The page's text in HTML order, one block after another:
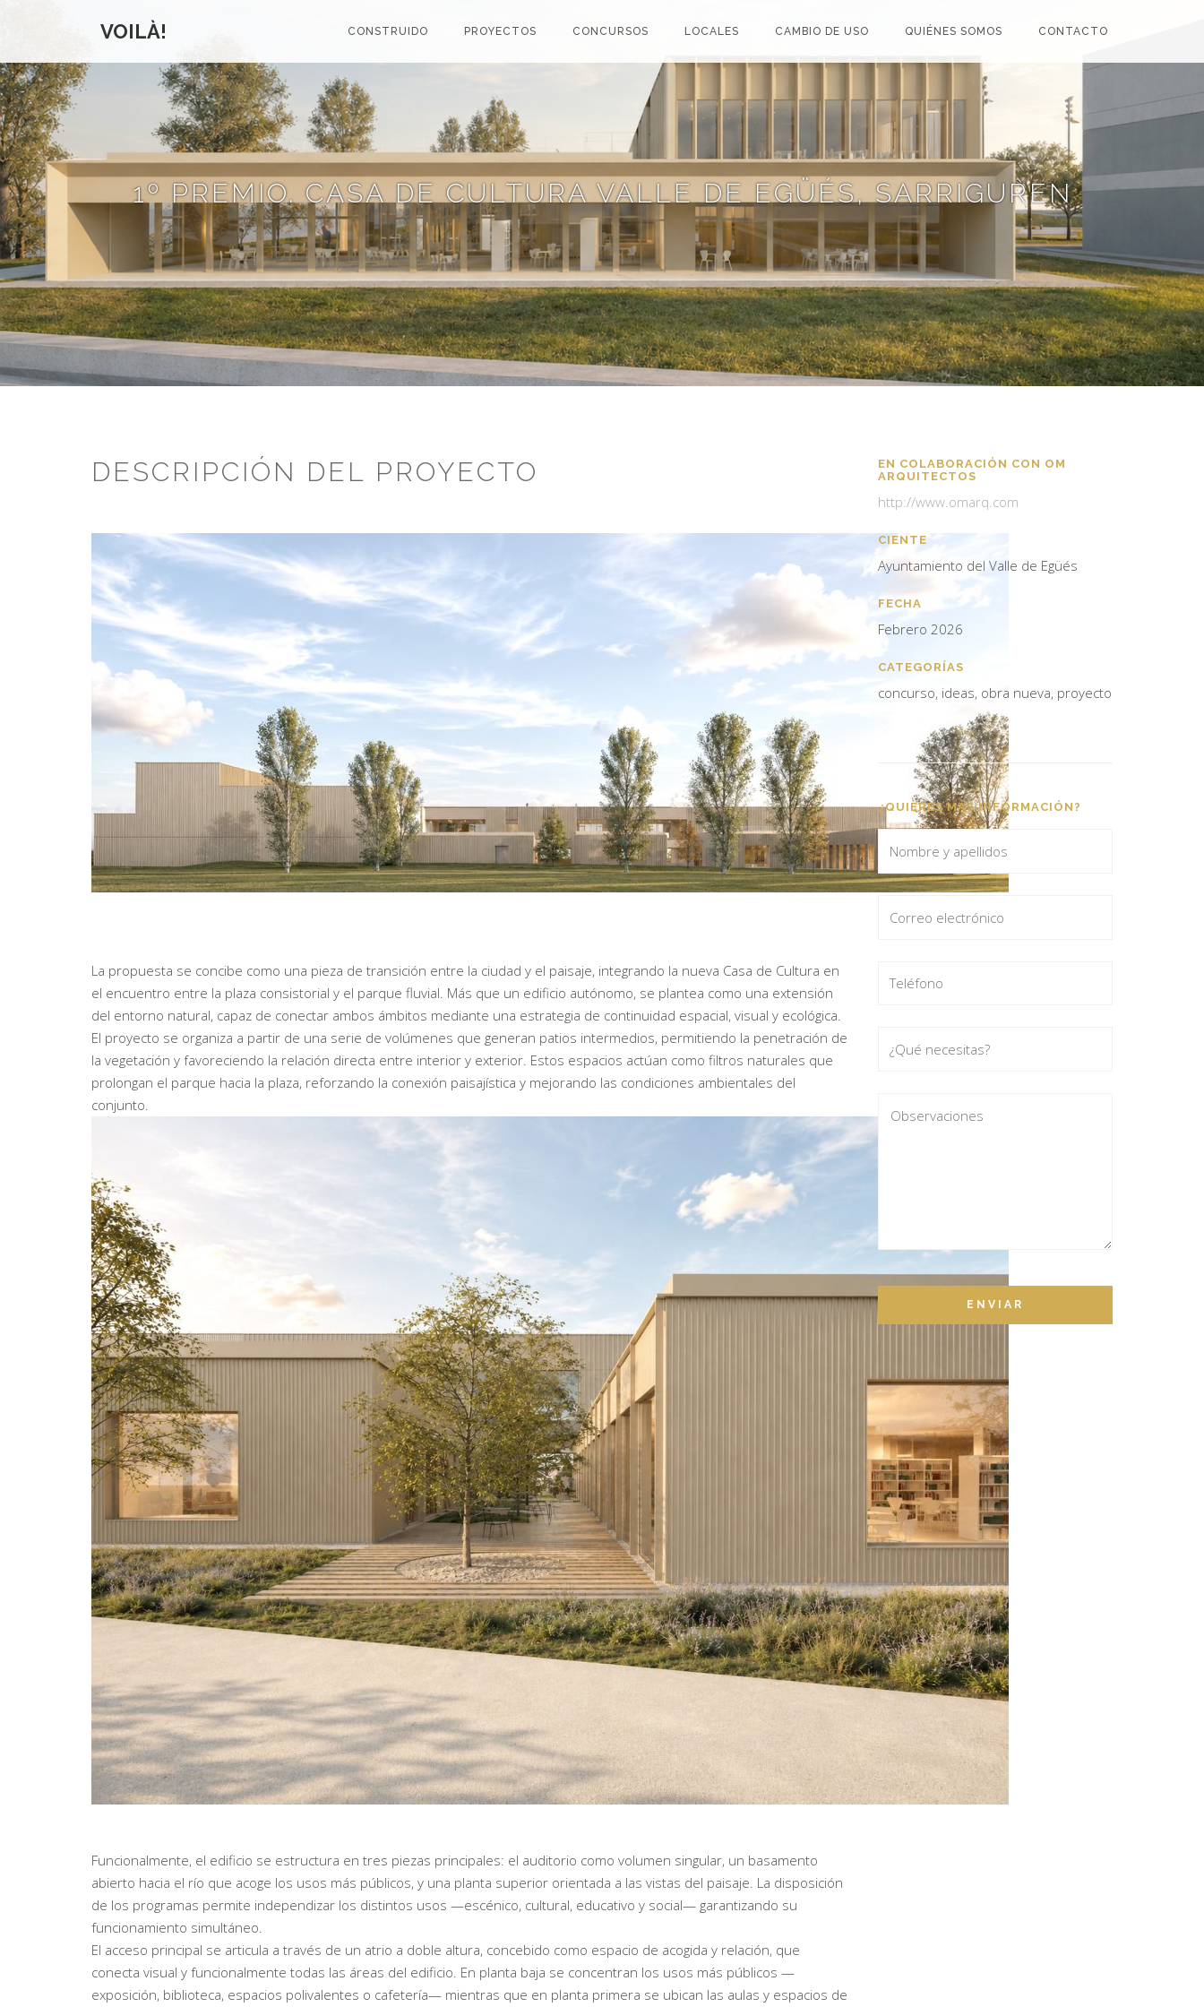
VOILÀ! CONSTRUIDO PROYECTOS CONCURSOS LOCALES CAMBIO DE USO QUIÉNES SOMOS CONTACTO
1º PREMIO. CASA DE CULTURA VALLE DE EGÜÉS, SARRIGUREN
DESCRIPCIÓN DEL PROYECTO
La propuesta se concibe como una pieza de transición entre la ciudad y el paisaje, integrando la nueva Casa de Cultura en
el encuentro entre la plaza consistorial y el parque fluvial. Más que un edificio autónomo, se plantea como una extensión
del entorno natural, capaz de conectar ambos ámbitos mediante una estrategia de continuidad espacial, visual y ecológica.
El proyecto se organiza a partir de una serie de volúmenes que generan patios intermedios, permitiendo la penetración de
la vegetación y favoreciendo la relación directa entre interior y exterior. Estos espacios actúan como filtros naturales que
prolongan el parque hacia la plaza, reforzando la conexión paisajística y mejorando las condiciones ambientales del
conjunto.
Funcionalmente, el edificio se estructura en tres piezas principales: el auditorio como volumen singular, un basamento
abierto hacia el río que acoge los usos más públicos, y una planta superior orientada a las vistas del paisaje. La disposición
de los programas permite independizar los distintos usos —escénico, cultural, educativo y social— garantizando su
funcionamiento simultáneo.
El acceso principal se articula a través de un atrio a doble altura, concebido como espacio de acogida y relación, que
conecta visual y funcionalmente todas las áreas del edificio. En planta baja se concentran los usos más públicos —
exposición, biblioteca, espacios polivalentes o cafetería— mientras que en planta primera se ubican las aulas y espacios de
EN COLABORACIÓN CON OM
ARQUITECTOS
http://www.omarq.com
CIENTE
Ayuntamiento del Valle de Egüés
FECHA
Febrero 2026
CATEGORÍAS
concurso, ideas, obra nueva, proyecto
¿QUIERES MÁS INFORMACIÓN?